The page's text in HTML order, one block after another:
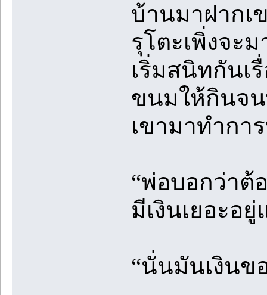
บ้านมาฝากเ
รุโตะเพิ่งจะ
เริ่มสนิทกันเ
ขนมให้กินจ
เขามาทำกา
“พ่อบอกว่าต้
มีเงินเยอะอ
“นั่นมันเงินข